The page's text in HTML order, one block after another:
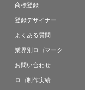
商標登録
登録デザイナー
よくある質問
業界別ロゴマーク
お問い合わせ
ロゴ制作実績